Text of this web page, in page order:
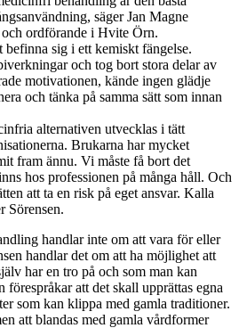
säger Jan Magne
och ordförande i Hvite Örn.
sig i ett kemiskt fängelse.
och tog bort stora delar av
motivationen, kände ingen glädje
och tänka på samma sätt som innan
alternativen utvecklas i tätt
Brukarna har mycket
fram ännu. Vi måste få bort det
hos professionen på många håll. Och
att ta en risk på eget ansvar. Kalla
Sörensen.
handlar inte om att vara för eller
handlar det om att ha möjlighet att
har en tro på och som man kan
förespråkar att det skall upprättas egna
som kan klippa med gamla traditioner.
att blandas med gamla vårdformer